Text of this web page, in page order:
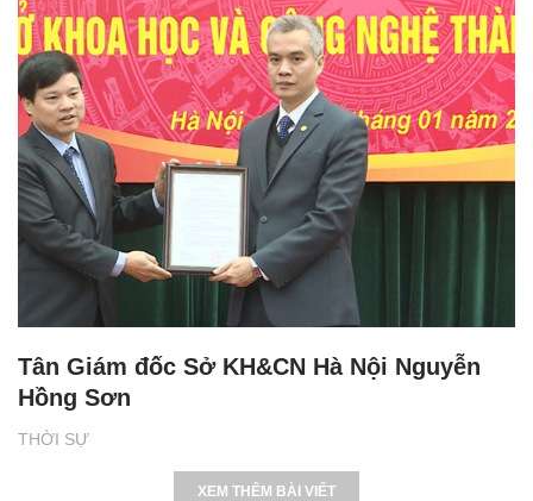
THỜI SỰ
Tân Giám đốc Sở KH&CN Hà Nội Nguyễn
Hồng Sơn
XEM THÊM BÀI VIẾT